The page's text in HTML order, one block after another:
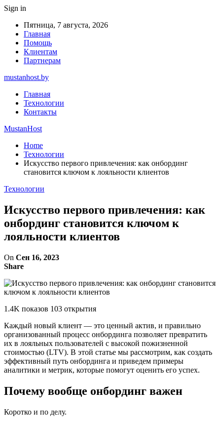
Sign in
Пятница, 7 августа, 2026
Главная
Помощь
Клиентам
Партнерам
mustanhost.by
Главная
Технологии
Контакты
MustanHost
Home
Технологии
Искусство первого привлечения: как онбординг
становится ключом к лояльности клиентов
Технологии
Искусство первого привлечения: как
онбординг становится ключом к
лояльности клиентов
On Сен 16, 2023
Share
1.4K показов 103 открытия
Каждый новый клиент — это ценный актив, и правильно
организованный процесс онбординга позволяет превратить
их в лояльных пользователей с высокой пожизненной
стоимостью (LTV). В этой статье мы рассмотрим, как создать
эффективный путь онбординга и приведем примеры
аналитики и метрик, которые помогут оценить его успех.
Почему вообще онбординг важен
Коротко и по делу.